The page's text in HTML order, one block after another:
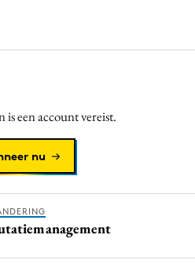
is een account vereist.
nu